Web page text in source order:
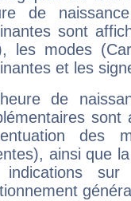
de
sont
les modes
et les
de
sont
des
ainsi que
indications sur